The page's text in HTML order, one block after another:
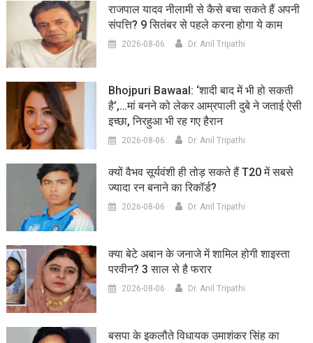
राजपाल यादव नीलामी से कैसे बचा सकते हैं अपनी
संपत्ति? 9 सितंबर से पहले करना होगा ये काम
2026-08-06 Dr. Anil Tripathi
Bhojpuri Bawaal: ‘शादी बाद में भी हो सकती
है’,…मां बनने को लेकर आम्रपाली दुबे ने जताई ऐसी
इच्छा, निरहुआ भी रह गए हैरान
2026-08-06 Dr. Anil Tripathi
क्यों वैभव सूर्यवंशी ही तोड़ सकते हैं T20 में सबसे
ज्यादा रन बनाने का रिकॉर्ड?
2026-08-06 Dr. Anil Tripathi
क्या बेटे अबान के जनाजे में शामिल होगी शाइस्ता
परवीन? 3 साल से है फरार
2026-08-06 Dr. Anil Tripathi
बसपा के इकलौते विधायक उमाशंकर सिंह का